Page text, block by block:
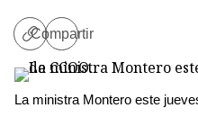
Copiar
enlace
Compartir
La ministra Montero este